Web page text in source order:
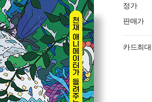
정가
판매가
카드최